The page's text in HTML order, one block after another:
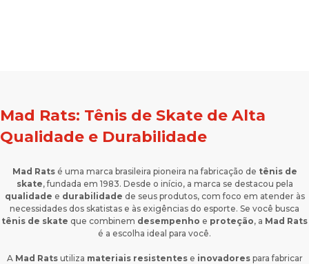
Mad Rats: Tênis de Skate de Alta
Qualidade e Durabilidade
Mad Ratsé uma marca brasileira pioneira na fabricação de tênis de
skate, fundada em 1983. Desde o início, a marca se destacou pela
qualidade e durabilidade de seus produtos, com foco em atender às
necessidades dos skatistas e às exigências do esporte. Se você busca
tênis de skate que combinem desempenho e proteção, a Mad Rats
é a escolha ideal para você.
A Mad Ratsutiliza materiais resistentese inovadorespara fabricar